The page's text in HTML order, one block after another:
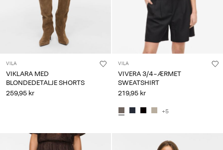
VILA
VIKLARA MED
BLONDEDETALJE SHORTS
259,95 kr
VILA
VIVERA 3/4-ÆRMET
SWEATSHIRT
219,95 kr
+5